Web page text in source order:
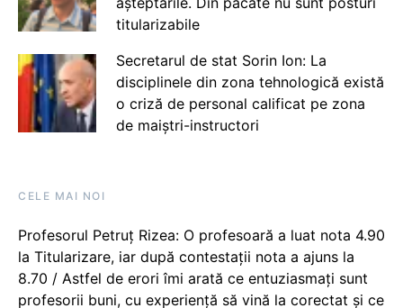
titularizabile
Secretarul de stat Sorin Ion: La
disciplinele din zona tehnologică există
o criză de personal calificat pe zona
de maiștri-instructori
CELE MAI NOI
Profesorul Petruț Rizea: O profesoară a luat nota 4.90
la Titularizare, iar după contestații nota a ajuns la
8.70 / Astfel de erori îmi arată ce entuziasmați sunt
profesorii buni, cu experiență să vină la corectat și ce